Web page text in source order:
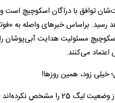
اسکوچیچ مسئولیت هدایت آبی‌پوشان
اعتماد می‌کنند.
خیلی زود، همین روزها!
مسئولان سازمان لیگ هنوز